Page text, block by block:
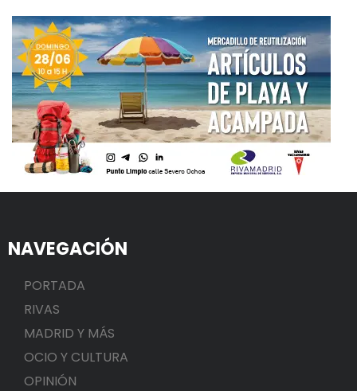
NAVEGACIÓN
PORTADA
RIVAS
MADRID Y MÁS
OCIO Y CULTURA
OPINIÓN